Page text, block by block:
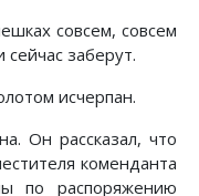
совсем, совсем
заберут.
исчерпан.
Он рассказал, что
коменданта
по распоряжению